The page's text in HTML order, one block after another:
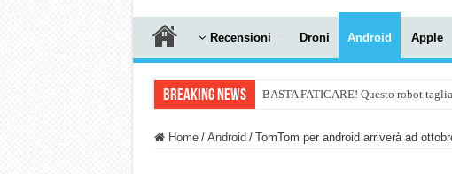
Recensioni Droni Android Apple
Breaking News BASTA FATICARE! Questo robot
Home / Android / TomTom per android arriverà ad